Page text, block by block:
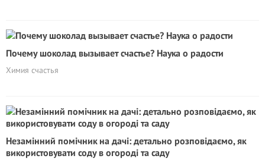
Почему шоколад вызывает счастье? Наука о радости
Химия счастья
Незамінний помічник на дачі: детально розповідаємо, як
використовувати соду в огороді та саду